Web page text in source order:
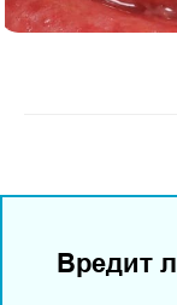
Вредит